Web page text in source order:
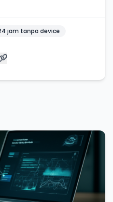
jam tanpa device